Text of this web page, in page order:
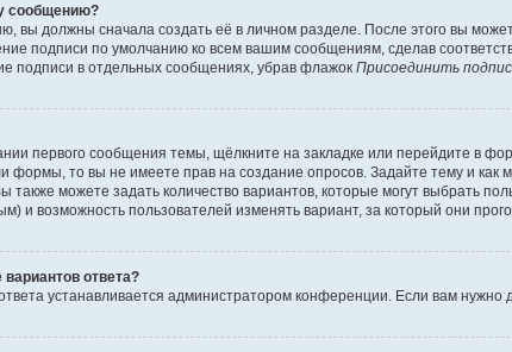
сообщению?
вы должны сначала создать её в личном разделе. После этого вы
подписи по умолчанию ко всем вашим сообщениям, сделав
подписи в отдельных сообщениях, убрав флажок Присоединить
первого сообщения темы, щёлкните на закладке или перейдите в
формы, то вы не имеете прав на создание опросов. Задайте тему и
также можете задать количество вариантов, которые могут выбрать
и возможность пользователей изменять вариант, за который они
ответа?
устанавливается администратором конференции. Если вам